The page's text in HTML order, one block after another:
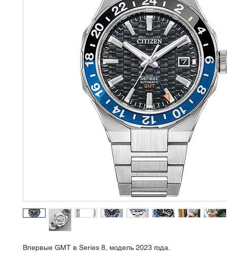
Впервые GMT в Series 8, модель 2023 года.